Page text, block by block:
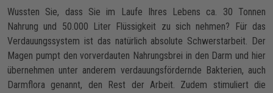
Wussten Sie, dass Sie im Laufe Ihres Lebens ca. 30 Tonnen
Nahrung und 50.000 Liter Flüssigkeit zu sich nehmen? Für das
Verdauungssystem ist das natürlich absolute Schwerstarbeit. Der
Magen pumpt den vorverdauten Nahrungsbrei in den Darm und hier
übernehmen unter anderem verdauungsfördernde Bakterien, auch
Darmflora genannt, den Rest der Arbeit. Zudem stimuliert die